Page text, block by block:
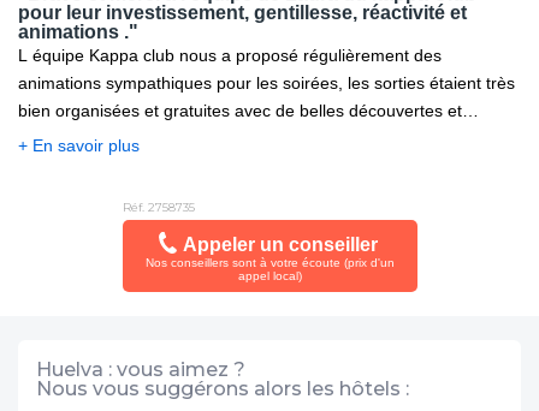
pour leur investissement, gentillesse, réactivité et
animations ."
L équipe Kappa club nous a proposé régulièrement des
animations sympathiques pour les soirées, les sorties étaient très
bien organisées et gratuites avec de belles découvertes et
explications historiques de Huelva, de la plage et l apéritif
+ En savoir plus
Réf. 2758735
Appeler un conseiller
Nos conseillers sont à votre écoute (prix d'un
appel local)
Huelva : vous aimez ?
Nous vous suggérons alors les hôtels :